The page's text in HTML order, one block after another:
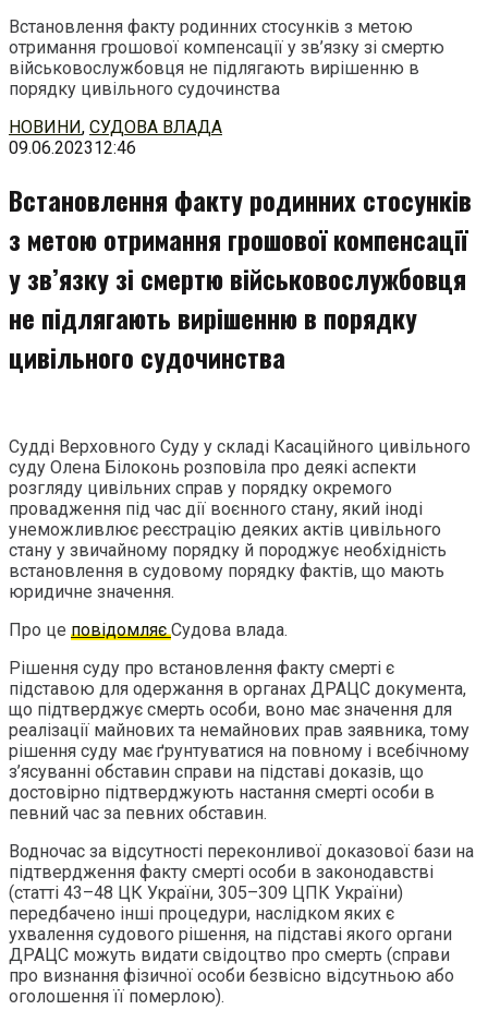
Встановлення факту родинних стосунків з метою
отримання грошової компенсації у зв’язку зі смертю
військовослужбовця не підлягають вирішенню в
порядку цивільного судочинства
Перейти
до
НОВИНИ, СУДОВА ВЛАДА
09.06.202312:46
Встановлення факту родинних стосунків
з метою отримання грошової компенсації
у зв’язку зі смертю військовослужбовця
не підлягають вирішенню в порядку
цивільного судочинства
Судді Верховного Суду у складі Касаційного цивільного
суду Олена Білоконь розповіла про деякі аспекти
розгляду цивільних справ у порядку окремого
провадження під час дії воєнного стану, який іноді
унеможливлює реєстрацію деяких актів цивільного
стану у звичайному порядку й породжує необхідність
встановлення в судовому порядку фактів, що мають
юридичне значення.
Про це повідомляєСудова влада.
Рішення суду про встановлення факту смерті є
підставою для одержання в органах ДРАЦС документа,
що підтверджує смерть особи, воно має значення для
реалізації майнових та немайнових прав заявника, тому
рішення суду має ґрунтуватися на повному і всебічному
з’ясуванні обставин справи на підставі доказів, що
достовірно підтверджують настання смерті особи в
певний час за певних обставин.
Водночас за відсутності переконливої доказової бази на
підтвердження факту смерті особи в законодавстві
(статті 43–48 ЦК України, 305–309 ЦПК України)
передбачено інші процедури, наслідком яких є
ухвалення судового рішення, на підставі якого органи
ДРАЦС можуть видати свідоцтво про смерть (справи
про визнання фізичної особи безвісно відсутньою або
оголошення її померлою).